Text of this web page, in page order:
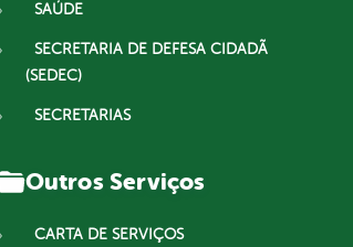
SAÚDE
SECRETARIA DE DEFESA CIDADÃ
(SEDEC)
SECRETARIAS
Outros Serviços
CARTA DE SERVIÇOS